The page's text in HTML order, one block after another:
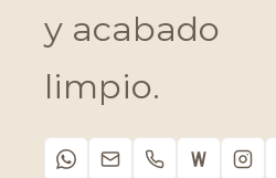
y acabado
limpio.